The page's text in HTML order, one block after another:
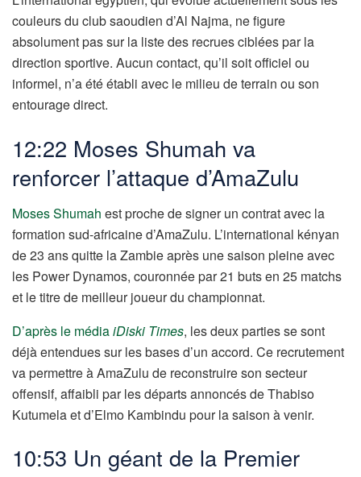
couleurs du club saoudien d’Al Najma, ne figure
absolument pas sur la liste des recrues ciblées par la
direction sportive. Aucun contact, qu’il soit officiel ou
informel, n’a été établi avec le milieu de terrain ou son
entourage direct.
12:22 Moses Shumah va
renforcer l’attaque d’AmaZulu
Moses Shumah est proche de signer un contrat avec la
formation sud-africaine d’AmaZulu. L’international kényan
de 23 ans quitte la Zambie après une saison pleine avec
les Power Dynamos, couronnée par 21 buts en 25 matchs
et le titre de meilleur joueur du championnat.
D’après le médiaiDiski Times, les deux parties se sont
déjà entendues sur les bases d’un accord. Ce recrutement
va permettre à AmaZulu de reconstruire son secteur
offensif, affaibli par les départs annoncés de Thabiso
Kutumela et d’Elmo Kambindu pour la saison à venir.
10:53 Un géant de la Premier